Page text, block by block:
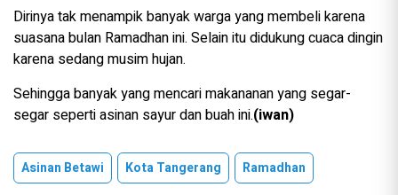
Dirinya tak menampik banyak warga yang membeli karena
suasana bulan Ramadhan ini. Selain itu didukung cuaca dingin
karena sedang musim hujan.
Sehingga banyak yang mencari makananan yang segar-
segar seperti asinan sayur dan buah ini.(iwan)
Asinan Betawi Kota Tangerang Ramadhan